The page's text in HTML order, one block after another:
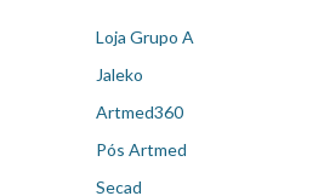
Loja Grupo A
Jaleko
Artmed360
Pós Artmed
Secad